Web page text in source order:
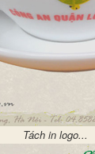
Tách in logo...